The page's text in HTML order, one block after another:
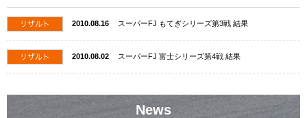
2010.08.16 スーパーFJ もてぎシリーズ第3戦 結果
2010.08.02 スーパーFJ 富士シリーズ第4戦 結果
News